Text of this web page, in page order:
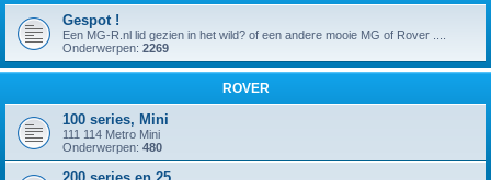
Gespot !
Een MG-R.nl lid gezien in het wild? of een andere mooie MG of Rover ....
Onderwerpen: 2269
ROVER
100 series, Mini
111 114 Metro Mini
Onderwerpen: 480